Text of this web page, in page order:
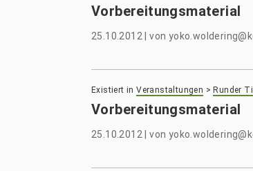
Vorbereitungsmaterial
25.10.2012 |von
Existiert in Veranstaltungen > Runder
Vorbereitungsmaterial
25.10.2012 |von